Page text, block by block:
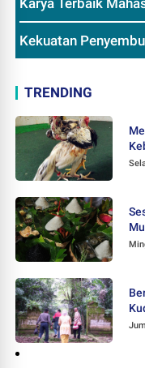
Kekuatan
TRENDING